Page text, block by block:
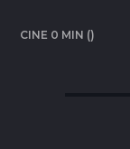
CINE 0 MIN ()